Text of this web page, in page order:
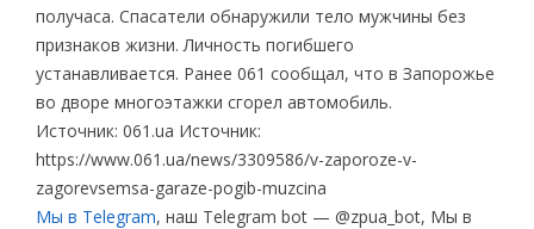
получаса. Спасатели обнаружили тело мужчины без
признаков жизни. Личность погибшего
устанавливается. Ранее 061 сообщал, что в Запорожье
во дворе многоэтажки сгорел автомобиль.
Источник: 061.ua Источник:
https://www.061.ua/news/3309586/v-zaporoze-v-
zagorevsemsa-garaze-pogib-muzcina
Мы в Telegram, наш Telegram bot — @zpua_bot, Мы в